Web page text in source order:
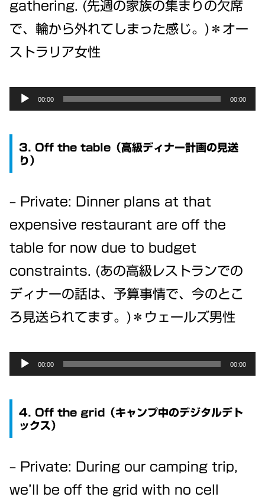
gathering. (先週の家族の集まりの欠席
で、輪から外れてしまった感じ。)＊オー
ストラリア女性
Audio
00:00 00:00
3. Off the table（高級ディナー計画の見送
り）
– Private: Dinner plans at that
expensive restaurant are off the
table for now due to budget
constraints. (あの高級レストランでの
ディナーの話は、予算事情で、今のとこ
ろ見送られてます。)＊ウェールズ男性
Audio
00:00 00:00
4. Off the grid（キャンプ中のデジタルデト
ックス）
– Private: During our camping trip,
we’ll be off the grid with no cell